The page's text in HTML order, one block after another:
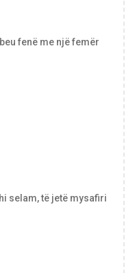
fenë me një femër
selam, të jetë mysafiri